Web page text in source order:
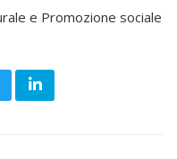
e Promozione sociale